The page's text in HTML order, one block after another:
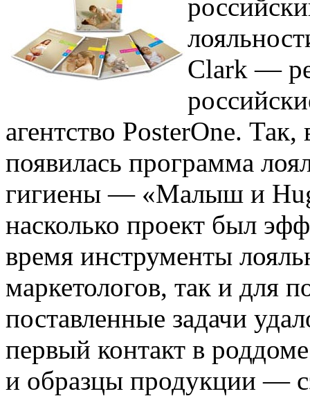
Clark —
агентство PosterOne.
появилась программа
гигиены — «Малыш и
насколько проект был
время инструменты
маркетологов, так и для
поставленные задачи
первый контакт в
и образцы продукции —